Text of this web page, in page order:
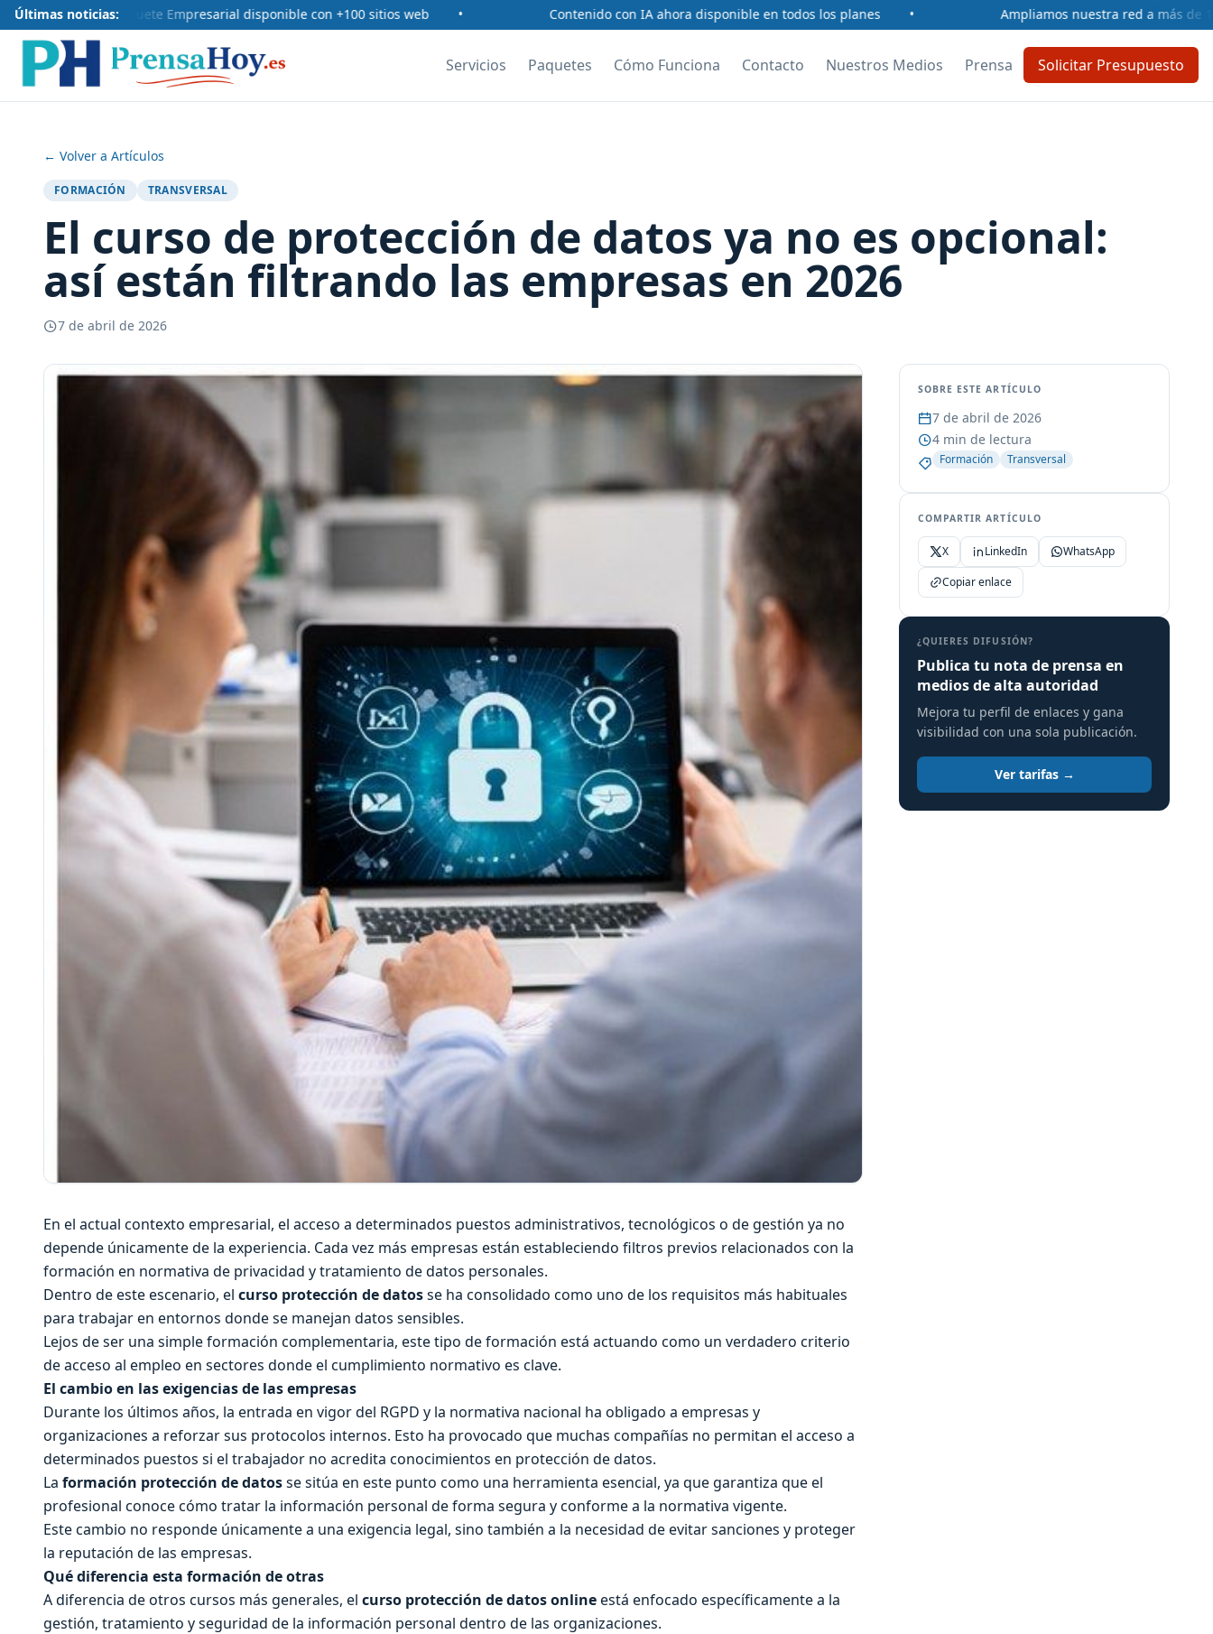
Últimas noticias:
Nuevo paquete Empresarial disponible con +100 sitios web Contenido con IA ahora disponible en todos los planes Ampliamos nuestra red a más de
Servicios Paquetes Cómo Funciona Contacto Nuestros Medios Prensa Solicitar Presupuesto
← Volver a Artículos
FORMACIÓN TRANSVERSAL
El curso de protección de datos ya no es opcional:
así están filtrando las empresas en 2026
7 de abril de 2026
En el actual contexto empresarial, el acceso a determinados puestos administrativos, tecnológicos o de gestión ya no
depende únicamente de la experiencia. Cada vez más empresas están estableciendo filtros previos relacionados con la
formación en normativa de privacidad y tratamiento de datos personales.
Dentro de este escenario, el curso protección de datosse ha consolidado como uno de los requisitos más habituales
para trabajar en entornos donde se manejan datos sensibles.
Lejos de ser una simple formación complementaria, este tipo de formación está actuando como un verdadero criterio
de acceso al empleo en sectores donde el cumplimiento normativo es clave.
El cambio en las exigencias de las empresas
Durante los últimos años, la entrada en vigor del RGPD y la normativa nacional ha obligado a empresas y
organizaciones a reforzar sus protocolos internos. Esto ha provocado que muchas compañías no permitan el acceso a
determinados puestos si el trabajador no acredita conocimientos en protección de datos.
La formación protección de datosse sitúa en este punto como una herramienta esencial, ya que garantiza que el
profesional conoce cómo tratar la información personal de forma segura y conforme a la normativa vigente.
Este cambio no responde únicamente a una exigencia legal, sino también a la necesidad de evitar sanciones y proteger
la reputación de las empresas.
Qué diferencia esta formación de otras
A diferencia de otros cursos más generales, el curso protección de datos onlineestá enfocado específicamente a la
gestión, tratamiento y seguridad de la información personal dentro de las organizaciones.
SOBRE ESTE ARTÍCULO
7 de abril de 2026
4 min de lectura
Formación Transversal
COMPARTIR ARTÍCULO
X LinkedIn
WhatsApp
Copiar enlace
¿QUIERES DIFUSIÓN?
Publica tu nota de prensa en
medios de alta autoridad
Mejora tu perfil de enlaces y gana
visibilidad con una sola publicación.
Ver tarifas →